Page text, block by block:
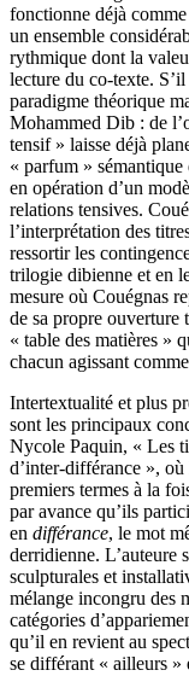
fonctionne déjà
un ensemble
rythmique dont la
lecture du co-texte. S’il
paradigme théorique
Mohammed Dib : de
tensif » laisse déjà
« parfum »
en opération d’un
relations tensives.
l’interprétation des
ressortir les
trilogie dibienne et en
mesure où Couégnas
de sa propre
« table des matières »
chacun agissant
Intertextualité et plus
sont les principaux
Nycole Paquin, « Les
d’inter-différance »,
premiers termes à la
par avance qu’ils
en différance, le mot
derridienne. L’auteure
sculpturales et
mélange incongru des
catégories
qu’il en revient au
se différant « ailleurs »